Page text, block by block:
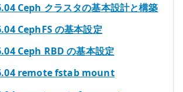
Ceph クラスタの基本設計と構築
CephFS の基本設定
Ceph RBD の基本設定
remote fstab mount